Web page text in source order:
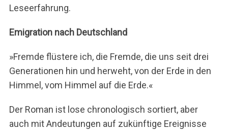
Leseerfahrung.
Emigration nach Deutschland
»Fremde flüstere ich, die Fremde, die uns seit drei
Generationen hin und herweht, von der Erde in den
Himmel, vom Himmel auf die Erde.«
Der Roman ist lose chronologisch sortiert, aber
auch mit Andeutungen auf zukünftige Ereignisse